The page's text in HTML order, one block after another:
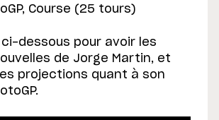
Course (25 tours)
ci-dessous pour avoir les
de Jorge Martin, et
projections quant à son